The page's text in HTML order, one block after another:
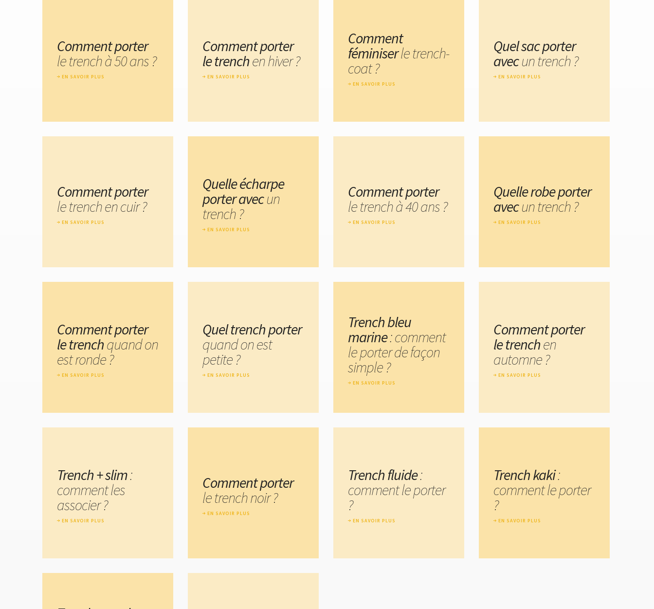
Comment porter
le trench à 50 ans ?
EN SAVOIR PLUS
Comment porter
le trenchen hiver ?
EN SAVOIR PLUS
Comment
féminiserle trench-
coat ?
EN SAVOIR PLUS
Quel sac porter
avecun trench ?
EN SAVOIR PLUS
Comment porter
le trench en cuir ?
EN SAVOIR PLUS
Quelle écharpe
porter avecun
trench ?
EN SAVOIR PLUS
Comment porter
le trench à 40 ans ?
EN SAVOIR PLUS
Quelle robe porter
avecun trench ?
EN SAVOIR PLUS
Comment porter
le trenchquand on
est ronde ?
EN SAVOIR PLUS
Quel trench porter
quand on est
petite ?
EN SAVOIR PLUS
Trench bleu
marine: comment
le porter de façon
simple ?
EN SAVOIR PLUS
Comment porter
le trenchen
automne ?
EN SAVOIR PLUS
Trench + slim:
comment les
associer ?
EN SAVOIR PLUS
Comment porter
le trench noir ?
EN SAVOIR PLUS
Trench fluide:
comment le porter
?
EN SAVOIR PLUS
Trench kaki:
comment le porter
?
EN SAVOIR PLUS